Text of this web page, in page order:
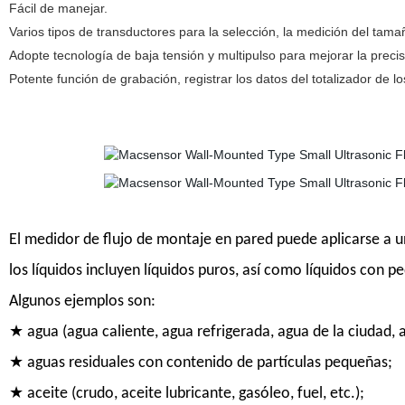
Fácil de manejar.
Varios tipos de transductores para la selección, la medición del
Adopte tecnología de baja tensión y multipulso para mejorar la
Potente función de grabación, registrar los datos del totalizador de
El medidor de flujo de montaje en pared puede aplicarse a
los líquidos incluyen líquidos puros, así como líquidos con
Algunos ejemplos son:
★ agua (agua caliente, agua refrigerada, agua de la ciudad,
★ aguas residuales con contenido de partículas pequeñas;
★ aceite (crudo, aceite lubricante, gasóleo, fuel, etc.);